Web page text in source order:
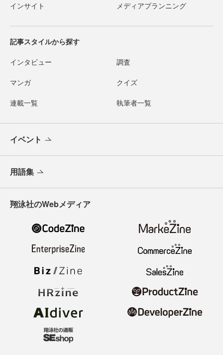
インサイト メディアプランニング
記事スタイルから探す
インタビュー 調査
マンガ クイズ
連載一覧 執筆者一覧
イベント
用語集
翔泳社のWebメディア